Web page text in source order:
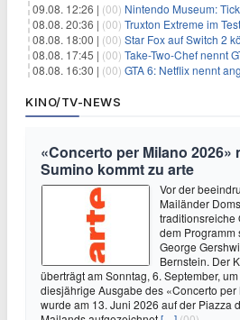
09.08. 12:26 | (00) Nintendo Museum: Tickets
08.08. 20:36 | (00) Truxton Extreme im Test: Dieser
08.08. 18:00 | (00) Star Fox auf Switch 2
08.08. 17:45 | (00) Take-Two-Chef nennt GTA 6 für
08.08. 16:30 | (00) GTA 6: Netflix nennt angeblich
KINO/TV-NEWS
«Concerto per Milano 2026»
Sumino kommt zu arte
Vor der
Mailänder
traditionsreiche
dem Programm
George
Bernstein. Der
überträgt am Sonntag, 6. September,
diesjährige Ausgabe des «Concerto
wurde am 13. Juni 2026 auf der Piazza